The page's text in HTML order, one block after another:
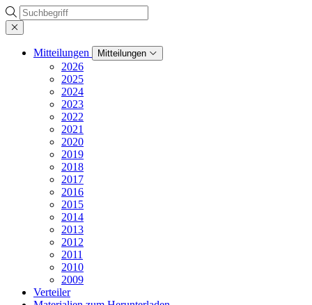
Suche
Mitteilungen Mitteilungen
2026
2025
2024
2023
2022
2021
2020
2019
2018
2017
2016
2015
2014
2013
2012
2011
2010
2009
Verteiler